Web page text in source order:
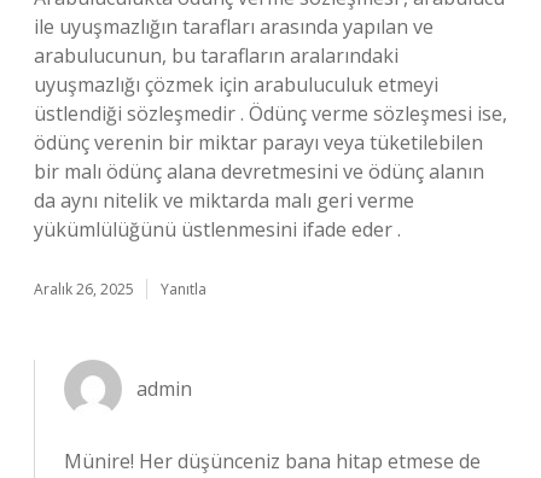
ile uyuşmazlığın tarafları arasında yapılan ve
arabulucunun, bu tarafların aralarındaki
uyuşmazlığı çözmek için arabuluculuk etmeyi
üstlendiği sözleşmedir . Ödünç verme sözleşmesi ise,
ödünç verenin bir miktar parayı veya tüketilebilen
bir malı ödünç alana devretmesini ve ödünç alanın
da aynı nitelik ve miktarda malı geri verme
yükümlülüğünü üstlenmesini ifade eder .
Aralık 26, 2025 Yanıtla
admin
Münire! Her düşünceniz bana hitap etmese de